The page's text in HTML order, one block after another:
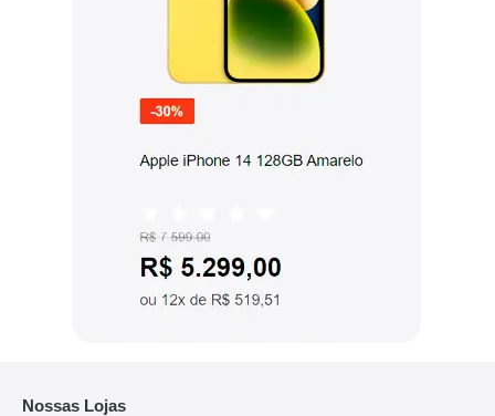
Nossas Lojas